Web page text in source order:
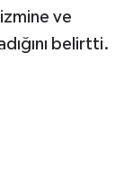
ve
belirtti.